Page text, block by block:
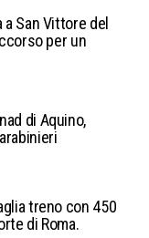
San Vittore del
per un
di Aquino,
treno con 450
di Roma.